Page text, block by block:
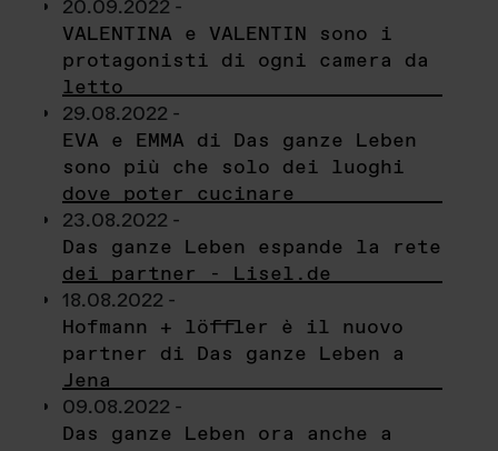
20.09.2022 -
VALENTINA e VALENTIN sono i
protagonisti di ogni camera da
letto
29.08.2022 -
EVA e EMMA di Das ganze Leben
sono più che solo dei luoghi
dove poter cucinare
23.08.2022 -
Das ganze Leben espande la rete
dei partner - Lisel.de
18.08.2022 -
Hofmann + löffler è il nuovo
partner di Das ganze Leben a
Jena
09.08.2022 -
Das ganze Leben ora anche a